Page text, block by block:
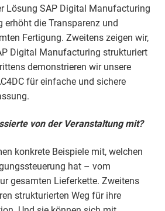
Lösung SAP Digital Manufacturing
erhöht die Transparenz und
Fertigung. Zweitens zeigen wir,
Digital Manufacturing strukturiert
demonstrieren wir unsere
für einfache und sichere
von der Veranstaltung mit?
konkrete Beispiele mit, welchen
hat – vom
gesamten Lieferkette. Zweitens
strukturierten Weg für ihre